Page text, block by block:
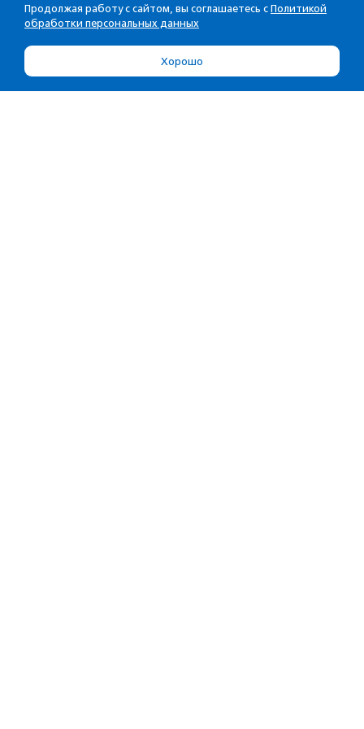
Продолжая работу с сайтом, вы соглашаетесь с Политикой
обработки персональных данных
Хорошо